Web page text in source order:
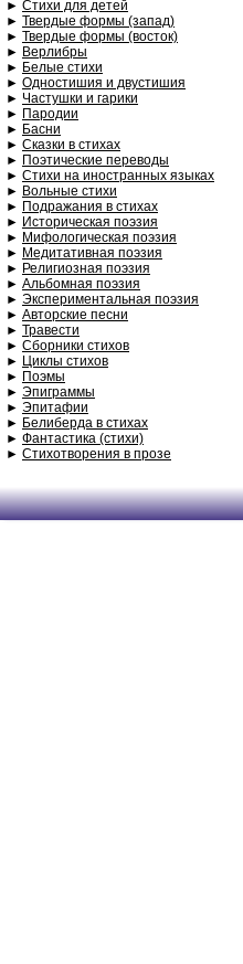
► Стихи для детей
► Твердые формы (запад)
► Твердые формы (восток)
► Верлибры
► Белые стихи
► Одностишия и двустишия
► Частушки и гарики
► Пародии
► Басни
► Сказки в стихах
► Поэтические переводы
► Стихи на иностранных языках
► Вольные стихи
► Подражания в стихах
► Историческая поэзия
► Мифологическая поэзия
► Медитативная поэзия
► Религиозная поэзия
► Альбомная поэзия
► Экспериментальная поэзия
► Авторские песни
► Травести
► Сборники стихов
► Циклы стихов
► Поэмы
► Эпиграммы
► Эпитафии
► Белиберда в стихах
► Фантастика (стихи)
► Стихотворения в прозе